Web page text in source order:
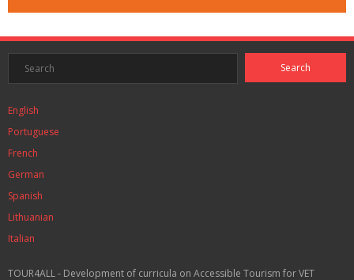
English
Portuguese
French
German
Spanish
Lithuanian
Italian
TOUR4ALL - Development of curricula on Accessible Tourism for VET